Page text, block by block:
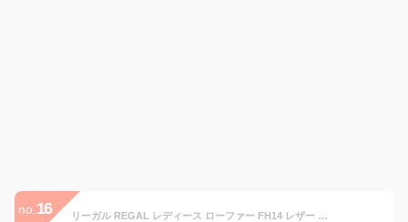
no. 16 リーガル REGAL レディース ローファー FH14 レザー カジュアル ローヒール ビジネス 通勤 学生靴